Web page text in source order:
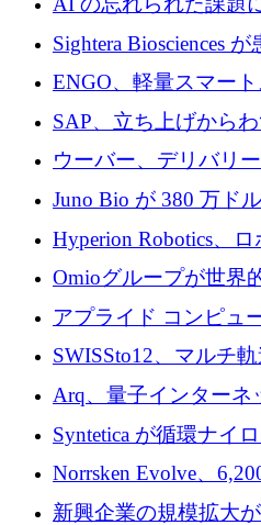
銀行を立ち上げる
プを実現: カメラロー
Sightera Biosciences
ットフォームを拡大
のプレシードをクロー
ENGO、軽量スマー
進歩のために510万ユ
SAP、立ち上げから
を10億ユーロ以上の契
ウーバー、デリバリ
の契約で買収、99か
ォームを構築
Juno Bio が 380 万ド
専用の初のシーケン
Hyperion Robotics、
万ドルを確保
Omioグループが世界
を目指してRail
アプライド コンピュ
向け基盤 AI の拡張に
SWISSto12、マルチ
ためにシリーズCで
Arq、量子インターネ
して140万ドルを確保
Syntetica が循環ナイ
にシリーズ A で
Norrsken Evolve、
後、アムステルダムに
新興企業の規模拡大